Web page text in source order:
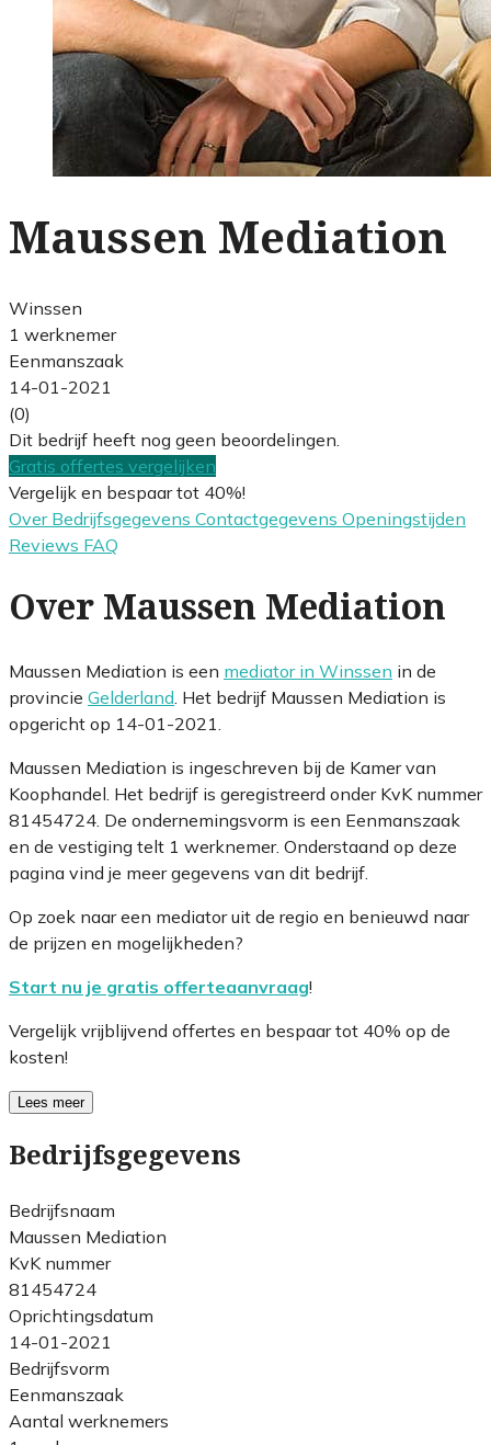
Maussen Mediation
Winssen
1 werknemer
Eenmanszaak
14-01-2021
(0)
Dit bedrijf heeft nog geen beoordelingen.
Gratis offertes vergelijken
Vergelijk en bespaar tot 40%!
Over Bedrijfsgegevens Contactgegevens Openingstijden
Reviews FAQ
Over Maussen Mediation
Maussen Mediation is een mediator in Winssen in de
provincie Gelderland . Het bedrijf Maussen Mediation is
opgericht op 14-01-2021.
Maussen Mediation is ingeschreven bij de Kamer van
Koophandel. Het bedrijf is geregistreerd onder KvK nummer
81454724. De ondernemingsvorm is een Eenmanszaak
en de vestiging telt 1 werknemer. Onderstaand op deze
pagina vind je meer gegevens van dit bedrijf.
Op zoek naar een mediator uit de regio en benieuwd naar
de prijzen en mogelijkheden?
Start nu je gratis offerteaanvraag!
Vergelijk vrijblijvend offertes en bespaar tot 40% op de
kosten!
Lees meer
Bedrijfsgegevens
Bedrijfsnaam
Maussen Mediation
KvK nummer
81454724
Oprichtingsdatum
14-01-2021
Bedrijfsvorm
Eenmanszaak
Aantal werknemers